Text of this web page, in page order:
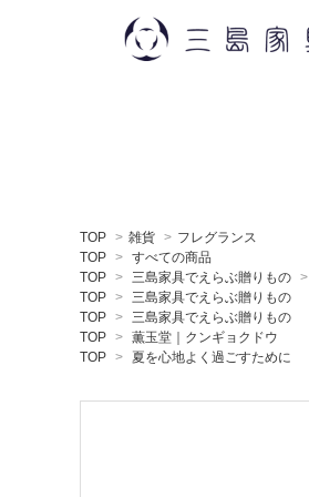
デスク
ミラー
薫玉堂
神藤タオル
TOP > 雑貨 > フレグランス
TOP > すべての商品
TOP > 三島家具でえらぶ贈りもの >
TOP > 三島家具でえらぶ贈りもの
TOP > 三島家具でえらぶ贈りもの
TOP > 薫玉堂｜クンギョクドウ
TOP > 夏を心地よく過ごすために